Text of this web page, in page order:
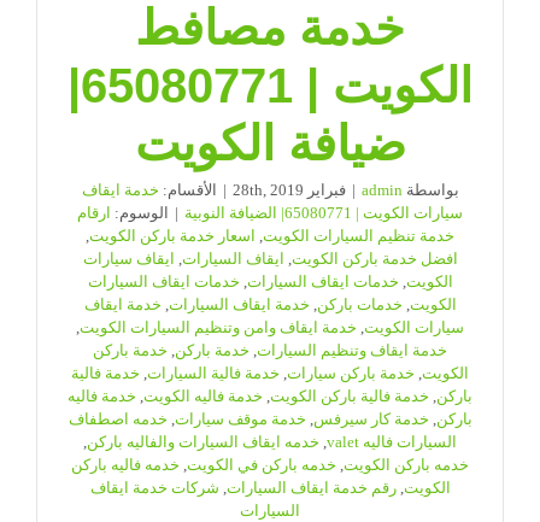
خدمة مصافط
الكويت | 65080771|
ضيافة الكويت
بواسطةadmin
| فبراير 28th, 2019 | الأقسام: خدمة ايقاف
سيارات الكويت | 65080771| الضيافة النوبية
| الوسوم: ارقام
خدمة تنظيم السيارات الكويت, اسعار خدمة باركن الكويت,
افضل خدمة باركن الكويت, ايقاف السيارات, ايقاف سيارات
الكويت, خدمات ايقاف السيارات, خدمات ايقاف السيارات
الكويت, خدمات باركن, خدمة ايقاف السيارات, خدمة ايقاف
سيارات الكويت, خدمة ايقاف وامن وتنظيم السيارات الكويت,
خدمة ايقاف وتنظيم السيارات, خدمة باركن, خدمة باركن
الكويت, خدمة باركن سيارات, خدمة فالية السيارات, خدمة فالية
باركن, خدمة فالية باركن الكويت, خدمة فاليه الكويت, خدمة فاليه
باركن, خدمة كار سيرفس, خدمة موقف سيارات, خدمه اصطفاف
السيارات فاليه valet
, خدمه ايقاف السيارات والفاليه باركن,
خدمه باركن الكويت, خدمه باركن في الكويت, خدمه فاليه باركن
الكويت,رقم خدمة ايقاف السيارات, شركات خدمة ايقاف
السيارات